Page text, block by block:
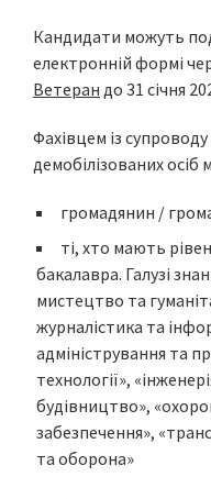
Кандидати можуть
електронній формі
Ветеран до 31 січня
Фахівцем із
демобілізованих осіб
громадянин /
ті, хто мають
бакалавра. Галузі
мистецтво та
журналістика та
адміністрування та
технології»,
будівництво»,
забезпечення»,
та оборона»